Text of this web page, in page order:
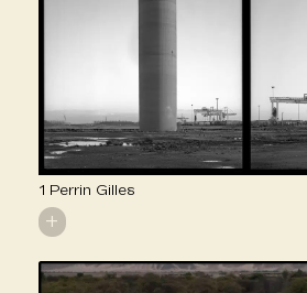
1 Perrin Gilles
+